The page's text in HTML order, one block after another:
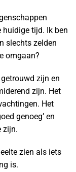
huidige tijd. Ik ben
slechts zelden
omgaan?
zijn en
zijn. Het
Het
genoeg’ en
zijn.
zien als iets
is.